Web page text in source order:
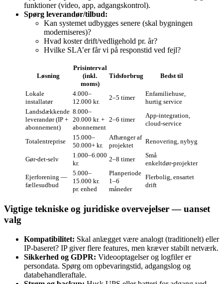
funktioner (video, app, adgangskontrol).
Spørg leverandør/tilbud:
Kan systemet udbygges senere (skal bygningen
moderniseres)?
Hvad koster drift/vedligehold pr. år?
Hvilke SLA’er får vi på responstid ved fejl?
Løsning
Prisinterval
(inkl.
moms)
Tidsforbrug Bedst til
Lokale
installatør
4.000–
12.000 kr.
2–5 timer
Enfamiliehuse,
hurtig service
Landsdækkende
leverandør (IP +
abonnement)
8.000–
20.000 kr. +
abonnement
2–6 timer
App‑integration,
cloud‑service
Totalentreprise
15.000–
50.000+ kr.
Afhænger af
projektet
Renovering, nybyg
Gør‑det‑selv
1.000–6.000
kr.
2–8 timer
Små
enkeltdør‑projekter
Ejerforening —
fællesudbud
5.000–
15.000 kr.
pr. enhed
Planperiode
1–6
måneder
Flerbolig, ensartet
drift
Vigtige tekniske og juridiske overvejelser — uanset
valg
Kompatibilitet: Skal anlægget være analogt (traditionelt) eller
IP‑baseret? IP giver flere features, men kræver stabilt netværk.
Sikkerhed og GDPR: Videooptagelser og logfiler er
persondata. Spørg om opbevaringstid, adgangslog og
databehandleraftale.